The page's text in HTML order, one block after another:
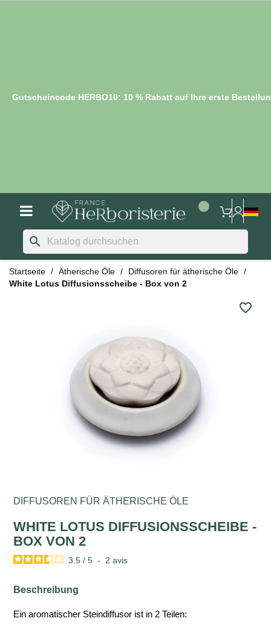
Gutscheincode HERBO10: 10 % Rabatt auf Ihre erste
search
Startseite Ätherische Öle
Diffusoren für ätherische Öle
White Lotus Diffusionsscheibe - Box von 2
favorite_border
DIFFUSOREN FÜR ÄTHERISCHE ÖLE
WHITE LOTUS DIFFUSIONSSCHEIBE -
BOX VON 2
3.5 / 5 - 2avis
Beschreibung
Ein aromatischer Steindiffusor ist in 2 Teilen: